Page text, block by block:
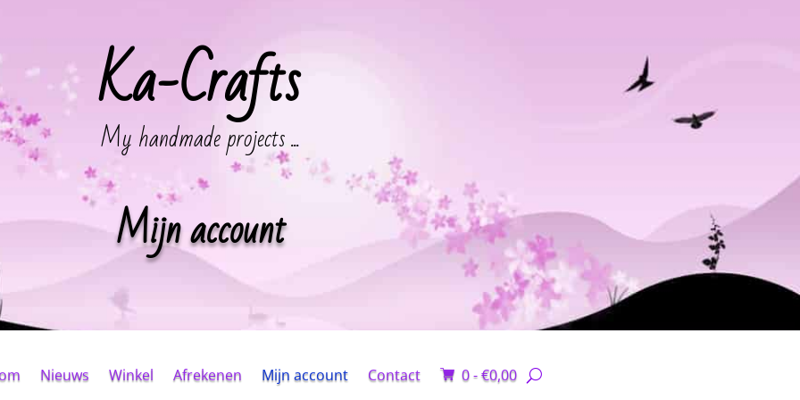
Ka-Crafts
My handmade projects ...
Mijn account
Nieuws Winkel Afrekenen Mijn account Contact 0 -€0,00